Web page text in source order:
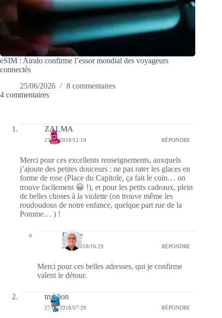
eSIM : Airalo confirme l’essor mondial des voyageurs
connectés
25/06/2026
8 commentaires
4 commentaires
ZALMA
27/05/2018/12:19 RÉPONDRE
Merci pour ces excellents renseignements, auxquels
j’ajoute des petites douceurs : ne pas rater les glaces en
forme de rose (Place du Capitole, ça fait le coin… on
trouve facilement 😀 !), et pour les petits cadeaux, plein
de belles choses à la violette (on trouve même les
roudoudous de notre enfance, quelque part rue de la
Pomme… ) !
Bernie
27/05/2018/16:29 RÉPONDRE
Merci pour ces belles adresses, qui je confirme
valent le détour.
trublion
27/05/2018/07:29 RÉPONDRE